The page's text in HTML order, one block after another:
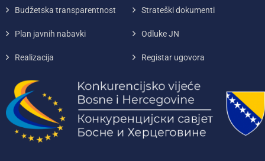
Budžetska transparentnost Strateški dokumenti
Plan javnih nabavki Odluke JN
Realizacija Registar ugovora